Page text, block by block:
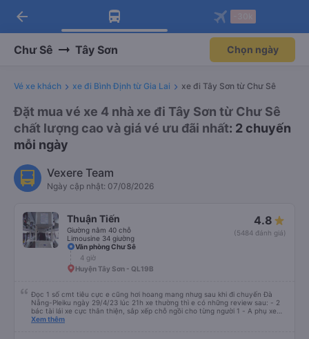
Tải app Vexere ngay!
Nhận ưu đãi thành viên độc
Mở app
Tải app Vexere
-30k/ghế khi đặt vé máy bay qua
Mở app
arrow_back
Chư Sê Tây Sơn Chọn ngày
Vé xe khách xe đi Bình Định từ Gia Lai xe đi Tây Sơn từ Chư Sê
Đặt mua vé xe 4 nhà xe đi Tây Sơn từ Chư Sê
chất lượng cao và giá vé ưu đãi nhất: 2 chuyến
mỗi ngày
Vexere Team
Ngày cập nhật: 07/08/2026
Thuận Tiến
Giường nằm 40 chỗ
Limousine 34 giường
4.8
(5484 đánh giá)
Văn phòng Chư Sê
4 giờ
Huyện Tây Sơn - QL19B
Đọc 1 số cmt tiêu cực e cũng hơi hoang mang nhưg sau khi đi chuyến Đà
Nẵng-Pleiku ngày 29/4/23 lúc 21h xe thường thì e có những review sau: - 2
bác tài lái xe cực thân thiện, sắp xếp chỗ ngồi cho từng người 1 - A phụ xe
dui tính, chắc cùng tần số nên nói câu nào là cười câu đó - Xe xuất bến đúg
Xem thêm